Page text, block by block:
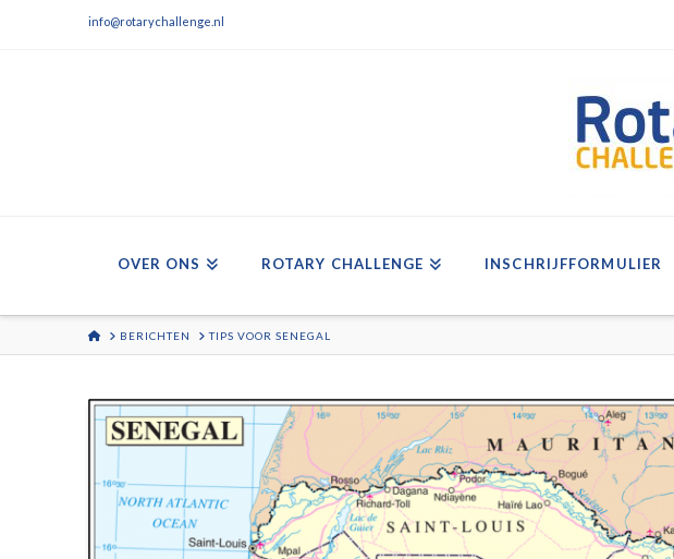
info@rotarychallenge.nl
OVER ONS ROTARY CHALLENGE INSCHRIJFFORMULIER
HOMEBERICHTEN TIPS VOOR SENEGAL